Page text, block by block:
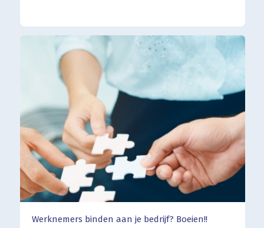
Werknemers binden aan je bedrijf? Boeien!!